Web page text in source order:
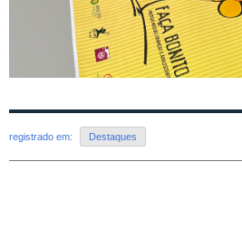
registrado em: Destaques